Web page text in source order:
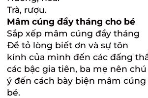
Trà, rượu.
Mâm cúng đầy tháng cho bé
Sắp xếp mâm cúng đầy tháng
Để tỏ lòng biết ơn và sự tôn
kính của mình đến các đấng
các bậc gia tiên, ba mẹ nên chú
ý đến cách bày biện mâm
bé.